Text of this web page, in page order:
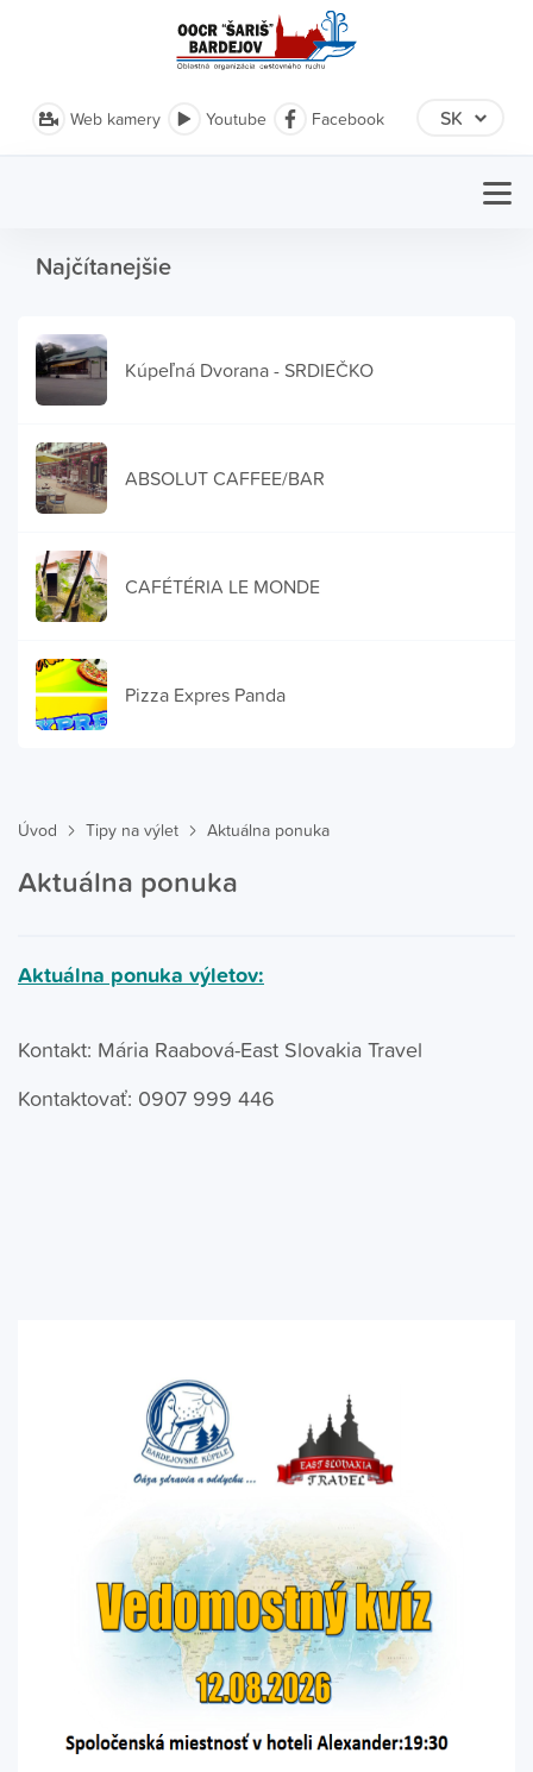
Web kamery Youtube Facebook
Najčítanejšie
Kúpeľná Dvorana - SRDIEČKO
ABSOLUT CAFFEE/BAR
CAFÉTÉRIA LE MONDE
Pizza Expres Panda
Úvod Tipy na výlet Aktuálna ponuka
Aktuálna ponuka
Aktuálna ponuka výletov:
Kontakt: Mária Raabová-East Slovakia Travel
Kontaktovať: 0907 999 446